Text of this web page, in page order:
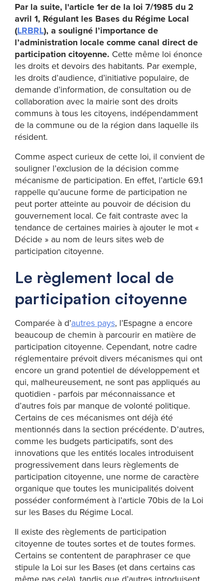
Par la suite, l'article 1er de la loi 7/1985 du 2
avril 1, Régulant les Bases du Régime Local
(LRBRL), a souligné l’importance de
l’administration locale comme canal direct de
participation citoyenne. Cette même loi énonce
les droits et devoirs des habitants. Par exemple,
les droits d’audience, d’initiative populaire, de
demande d’information, de consultation ou de
collaboration avec la mairie sont des droits
communs à tous les citoyens, indépendamment
de la commune ou de la région dans laquelle ils
résident.
Comme aspect curieux de cette loi, il convient de
souligner l’exclusion de la décision comme
mécanisme de participation. En effet, l’article 69.1
rappelle qu’aucune forme de participation ne
peut porter atteinte au pouvoir de décision du
gouvernement local. Ce fait contraste avec la
tendance de certaines mairies à ajouter le mot «
Décide » au nom de leurs sites web de
participation citoyenne.
Le règlement local de
participation citoyenne
Comparée à d’autres pays, l’Espagne a encore
beaucoup de chemin à parcourir en matière de
participation citoyenne. Cependant, notre cadre
réglementaire prévoit divers mécanismes qui ont
encore un grand potentiel de développement et
qui, malheureusement, ne sont pas appliqués au
quotidien - parfois par méconnaissance et
d’autres fois par manque de volonté politique.
Certains de ces mécanismes ont déjà été
mentionnés dans la section précédente. D’autres,
comme les budgets participatifs, sont des
innovations que les entités locales introduisent
progressivement dans leurs règlements de
participation citoyenne, une norme de caractère
organique que toutes les municipalités doivent
posséder conformément à l’article 70bis de la Loi
sur les Bases du Régime Local.
Il existe des règlements de participation
citoyenne de toutes sortes et de toutes formes.
Certains se contentent de paraphraser ce que
stipule la Loi sur les Bases (et dans certains cas